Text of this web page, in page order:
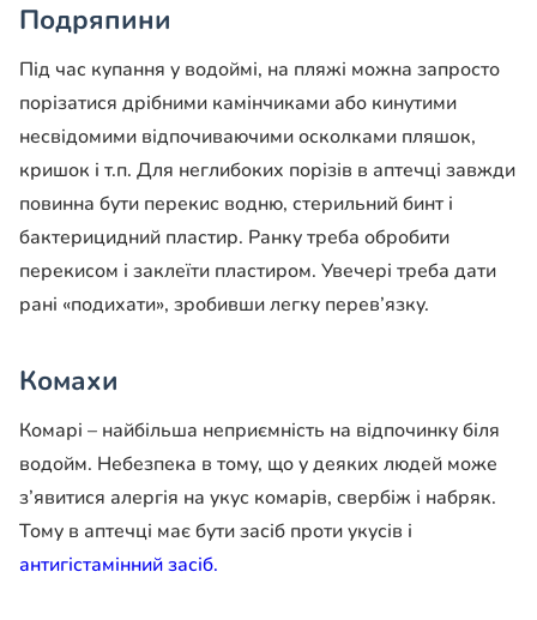
Подряпини
Під час купання у водоймі, на пляжі можна запросто
порізатися дрібними камінчиками або кинутими
несвідомими відпочиваючими осколками пляшок,
кришок і т.п. Для неглибоких порізів в аптечці завжди
повинна бути перекис водню, стерильний бинт і
бактерицидний пластир. Ранку треба обробити
перекисом і заклеїти пластиром. Увечері треба дати
рані «подихати», зробивши легку перев’язку.
Комахи
Комарі – найбільша неприємність на відпочинку біля
водойм. Небезпека в тому, що у деяких людей може
з’явитися алергія на укус комарів, свербіж і набряк.
Тому в аптечці має бути засіб проти укусів і
антигістамінний засіб.